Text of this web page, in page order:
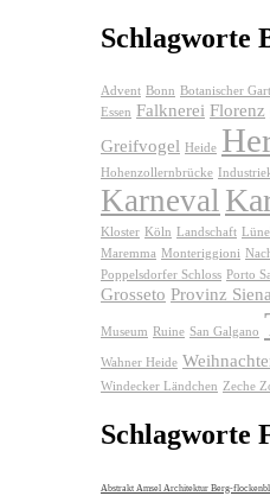
Schlagworte
Advent Bonn Botanischer
Essen Falknerei Florenz
Greifvogel Heide
Hohenzollernbrücke
Karneval
Kloster Köln Landschaft
Maremma Monteriggioni
Poppelsdorfer Schloss Porto
Grosseto Provinz Siena
Museum Ruine San Galgano
Wahner Heide
Windecker Ländchen Zeche
Schlagworte
Abstrakt Amsel Architektur Berg-